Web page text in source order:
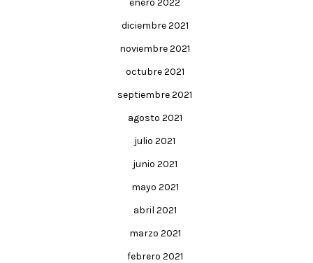
enero 2022
diciembre 2021
noviembre 2021
octubre 2021
septiembre 2021
agosto 2021
julio 2021
junio 2021
mayo 2021
abril 2021
marzo 2021
febrero 2021